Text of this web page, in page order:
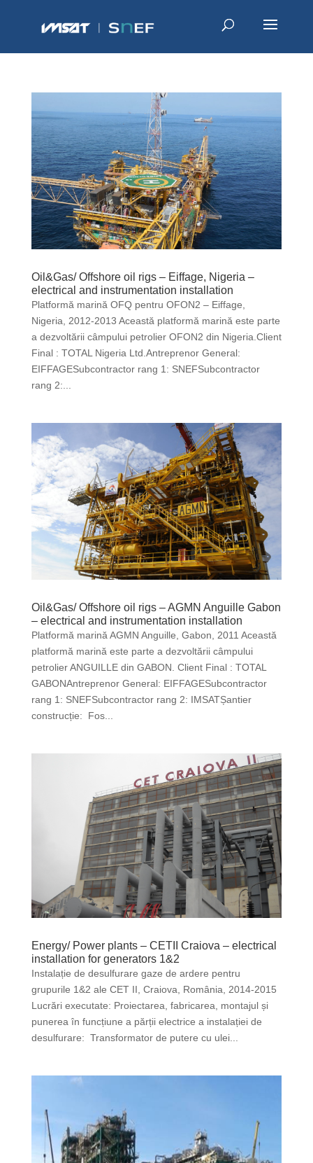
Oil&Gas/ Offshore oil rigs – Eiffage, Nigeria –
electrical and instrumentation installation
Platformă marină OFQ pentru OFON2 – Eiffage,
Nigeria, 2012-2013 Această platformă marină este parte
a dezvoltării câmpului petrolier OFON2 din Nigeria.Client
Final : TOTAL Nigeria Ltd.Antreprenor General:
EIFFAGESubcontractor rang 1: SNEFSubcontractor
rang 2:...
Oil&Gas/ Offshore oil rigs – AGMN Anguille Gabon
– electrical and instrumentation installation
Platformă marină AGMN Anguille, Gabon, 2011 Această
platformă marină este parte a dezvoltării câmpului
petrolier ANGUILLE din GABON. Client Final : TOTAL
GABONAntreprenor General: EIFFAGESubcontractor
rang 1: SNEFSubcontractor rang 2: IMSATȘantier
construcție: Fos...
Energy/ Power plants – CETII Craiova – electrical
installation for generators 1&2
Instalație de desulfurare gaze de ardere pentru
grupurile 1&2 ale CET II, Craiova, România, 2014-2015
Lucrări executate: Proiectarea, fabricarea, montajul și
punerea în funcțiune a părții electrice a instalației de
desulfurare: Transformator de putere cu ulei...